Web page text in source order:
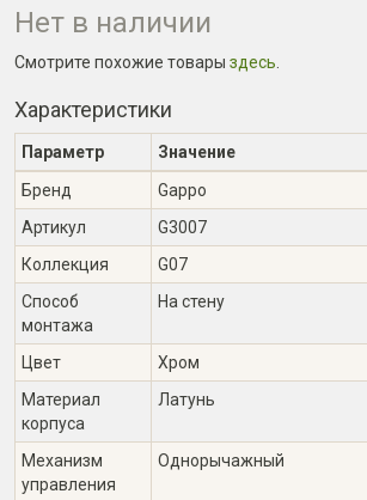
Нет в наличии
Смотрите похожие товары здесь
Характеристики
Параметр
Значение
Бренд
Gappo
Артикул
G3007
Коллекция
G07
Способ
монтажа
На стену
Цвет
Хром
Материал
корпуса
Латунь
Механизм
управления
Однорычажный